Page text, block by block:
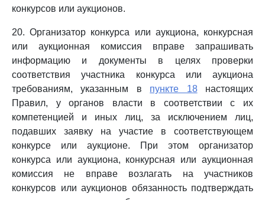
конкурсов или аукционов.
20. Организатор конкурса или аукциона, конкурсная
или аукционная комиссия вправе запрашивать
информацию и документы в целях проверки
соответствия участника конкурса или аукциона
требованиям, указанным в пункте 18настоящих
Правил, у органов власти в соответствии с их
компетенцией и иных лиц, за исключением лиц,
подавших заявку на участие в соответствующем
конкурсе или аукционе. При этом организатор
конкурса или аукциона, конкурсная или аукционная
комиссия не вправе возлагать на участников
конкурсов или аукционов обязанность подтверждать